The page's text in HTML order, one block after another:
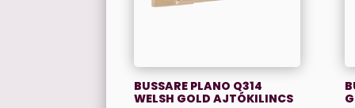
BUSSARE PLANO Q314
WELSH GOLD AJTÓKILINCS